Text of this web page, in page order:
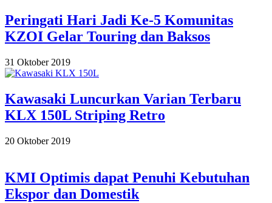
Peringati Hari Jadi Ke-5 Komunitas
KZOI Gelar Touring dan Baksos
2019-
10-
31 Oktober 2019
Kawasaki Luncurkan Varian Terbaru
KLX 150L Striping Retro
2019-
20 Oktober 2019
KMI Optimis dapat Penuhi Kebutuhan
Ekspor dan Domestik